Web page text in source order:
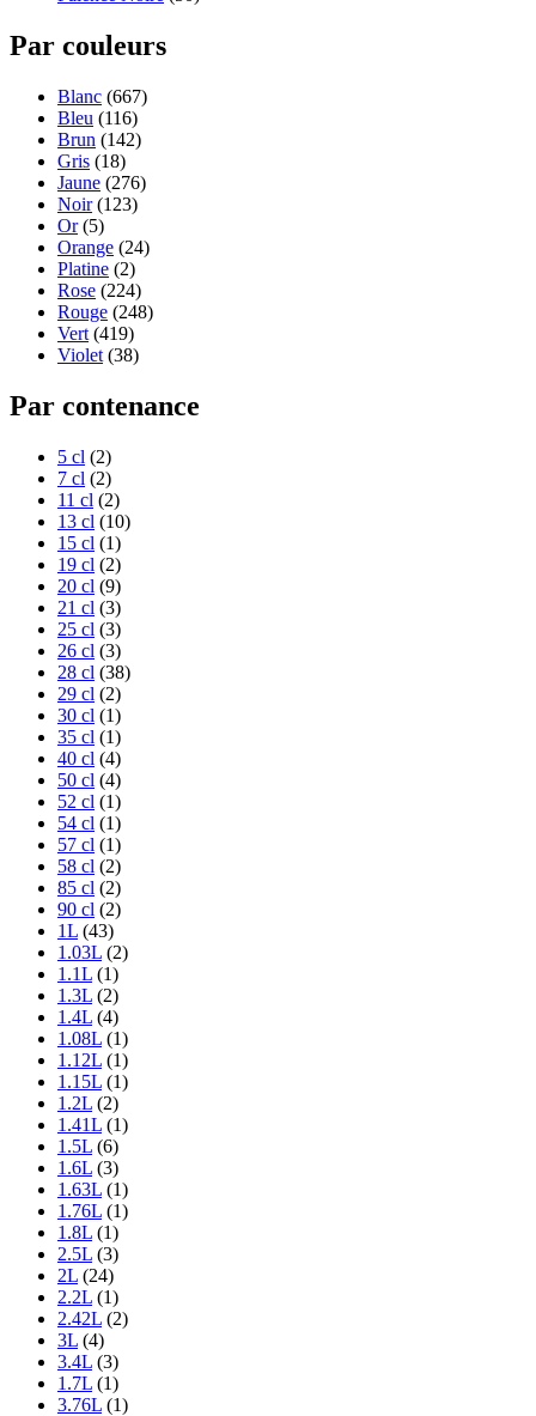
Par couleurs
Blanc (667)
Bleu (116)
Brun (142)
Gris (18)
Jaune (276)
Noir (123)
Or (5)
Orange (24)
Platine (2)
Rose (224)
Rouge (248)
Vert (419)
Violet (38)
Par contenance
5 cl (2)
7 cl (2)
11 cl (2)
13 cl (10)
15 cl (1)
19 cl (2)
20 cl (9)
21 cl (3)
25 cl (3)
26 cl (3)
28 cl (38)
29 cl (2)
30 cl (1)
35 cl (1)
40 cl (4)
50 cl (4)
52 cl (1)
54 cl (1)
57 cl (1)
58 cl (2)
85 cl (2)
90 cl (2)
1L (43)
1.03L (2)
1.1L (1)
1.3L (2)
1.4L (4)
1.08L (1)
1.12L (1)
1.15L (1)
1.2L (2)
1.41L (1)
1.5L (6)
1.6L (3)
1.63L (1)
1.76L (1)
1.8L (1)
2.5L (3)
2L (24)
2.2L (1)
2.42L (2)
3L (4)
3.4L (3)
1.7L (1)
3.76L (1)